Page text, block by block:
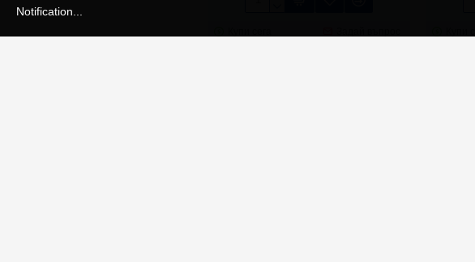
Notification...